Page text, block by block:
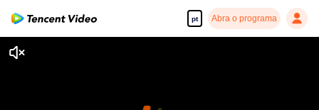
pt Abra o programa